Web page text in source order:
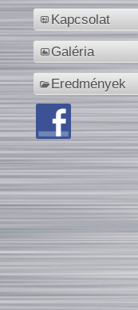
Kapcsolat
Galéria
Eredmények